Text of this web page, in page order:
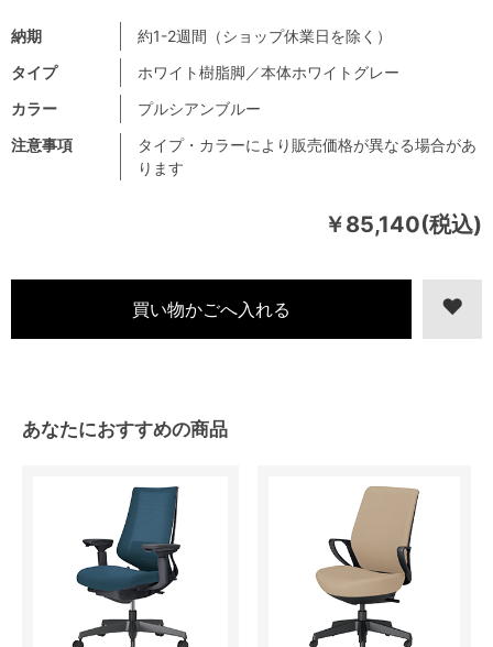
￥85,140(税込)
注意事項
タイプ・カラーにより販売価格が異なる場合があ
ります
納期
約1-2週間（ショップ休業日を除く）
タイプ
ホワイト樹脂脚／本体ホワイトグレー
カラー
プルシアンブルー
あなたにおすすめの商品